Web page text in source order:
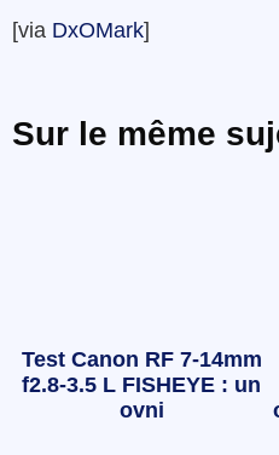
[via DxOMark]
Sur le même
Test Canon RF 7-14mm
f2.8-3.5 L FISHEYE : un
ovni